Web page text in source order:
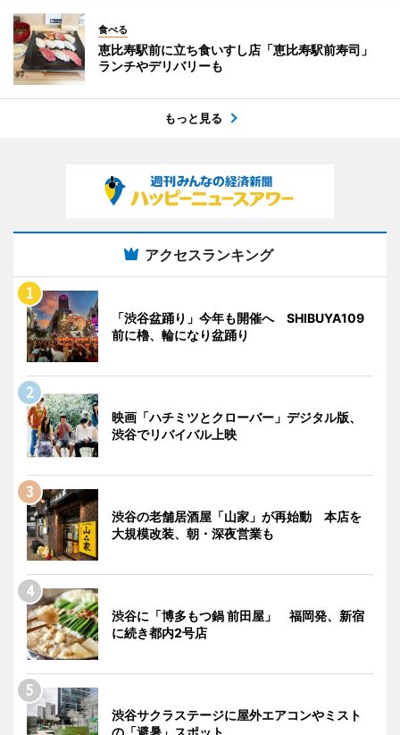
食べる
恵比寿駅前に立ち食いすし店「恵比寿駅前寿司」
ランチやデリバリーも
もっと見る
アクセスランキング
「渋谷盆踊り」今年も開催へ SHIBUYA109
前に櫓、輪になり盆踊り
映画「ハチミツとクローバー」デジタル版、
渋谷でリバイバル上映
渋谷の老舗居酒屋「山家」が再始動 本店を
大規模改装、朝・深夜営業も
渋谷に「博多もつ鍋 前田屋」 福岡発、新宿
に続き都内2号店
渋谷サクラステージに屋外エアコンやミスト
の「避暑」スポット